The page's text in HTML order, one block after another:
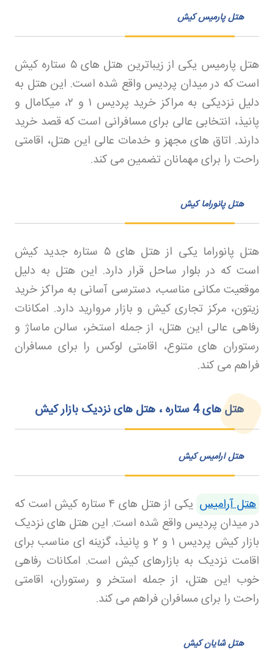
هتل پارمیس کیش
هتل پارمیس یکی از زیباترین هتل های۵ ستاره کیش
است که در میدان پردیس واقع شده است. این هتل به
دلیل نزدیکی به مراکز خرید پردیس ۱ و ۲، میکامال و
پانیذ، انتخابی عالی برای مسافرانی است که قصد خرید
دارند. اتاق های مجهز و خدمات عالی این هتل، اقامتی
راحت را برای مهمانان تضمین می کند.
هتل پانوراما کیش
هتل پانوراما یکی از هتل های۵ ستاره جدید کیش
است که در بلوار ساحل قرار دارد. این هتل به دلیل
موقعیت مکانی مناسب، دسترسی آسانی به مراکز خرید
زیتون، مرکز تجاری کیش و بازار مروارید دارد. امکانات
رفاهی عالی این هتل، از جمله استخر، سالن ماساژ و
رستوران های متنوع، اقامتی لوکس را برای مسافران
فراهم می کند.
هتل‌ های 4 ستاره ، هتل های نزدیک بازار کیش
هتل آرامیس کیش
هتل آرامیس یکی از هتل های ۴ستاره کیش است که
در میدان پردیس واقع شده است. این هتل های نزدیک
بازار کیش پردیس ۱ و ۲ و پانیذ، گزینه ای مناسب برای
اقامت نزدیک به بازارهای کیش است. امکانات رفاهی
خوب این هتل، از جمله استخر و رستوران، اقامتی
راحت را برای مسافران فراهم می کند.
هتل شایان کیش